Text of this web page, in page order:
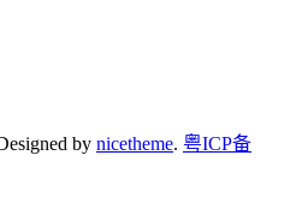
by nicetheme. 粤ICP备